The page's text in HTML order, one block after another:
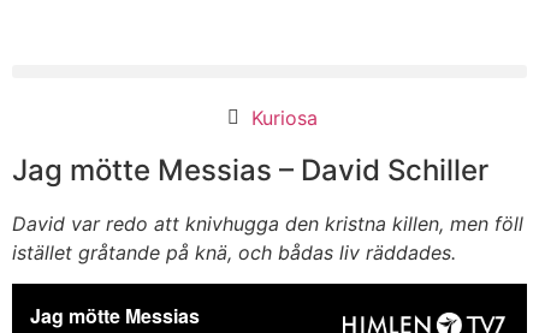
Kuriosa
Jag mötte Messias – David Schiller
David var redo att knivhugga den kristna killen, men föll
istället gråtande på knä, och bådas liv räddades.